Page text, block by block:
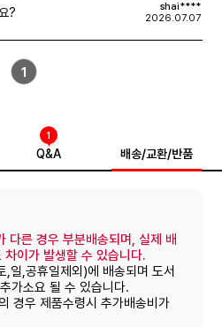
?
shai****
2026.07.07
1
Q&A
1
배송/교환/반품
다른 경우 부분배송되며, 실제 배
이가 발생할 수 있습니다.
일,공휴일제외)에 배송되며 도서
가소요 될 수 있습니다.
경우 제품수령시 추가배송비가